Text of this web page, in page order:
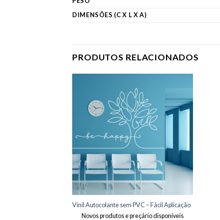
DIMENSÕES (C X L X A)
PRODUTOS RELACIONADOS
Adicionar
aos meus
desejos
Vinil Autocolante sem PVC – Fácil Aplicação
Novos produtos e preçário disponíveis